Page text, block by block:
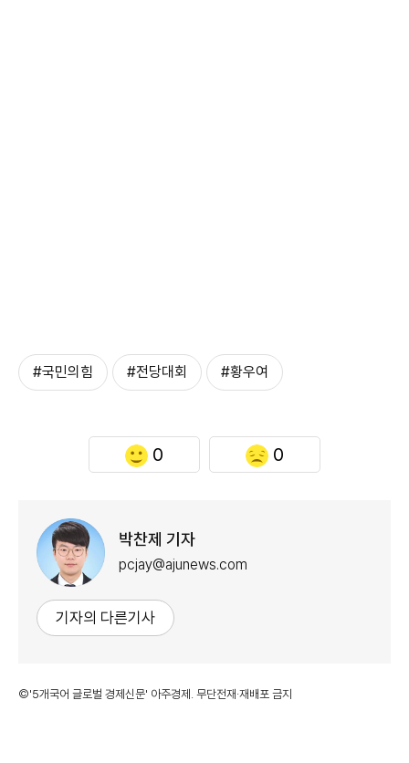
#국민의힘 #전당대회 #황우여
0 0
박찬제 기자
pcjay@ajunews.com
기자의 다른기사
©'5개국어 글로벌 경제신문' 아주경제. 무단전재·재배포 금지